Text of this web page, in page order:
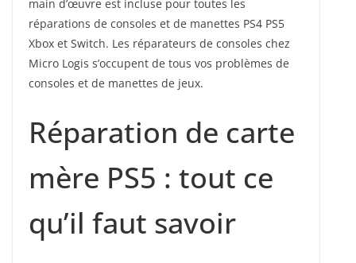
main d’œuvre est incluse pour toutes les
réparations de consoles et de manettes PS4 PS5
Xbox et Switch. Les réparateurs de consoles chez
Micro Logis s’occupent de tous vos problèmes de
consoles et de manettes de jeux.
Réparation de carte
mère PS5 : tout ce
qu’il faut savoir